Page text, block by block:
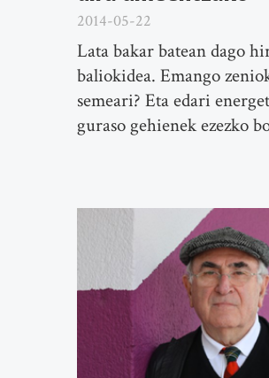
2014-05-22
Lata bakar batean dago
baliokidea. Emango
semeari? Eta edari
guraso gehienek ezezko